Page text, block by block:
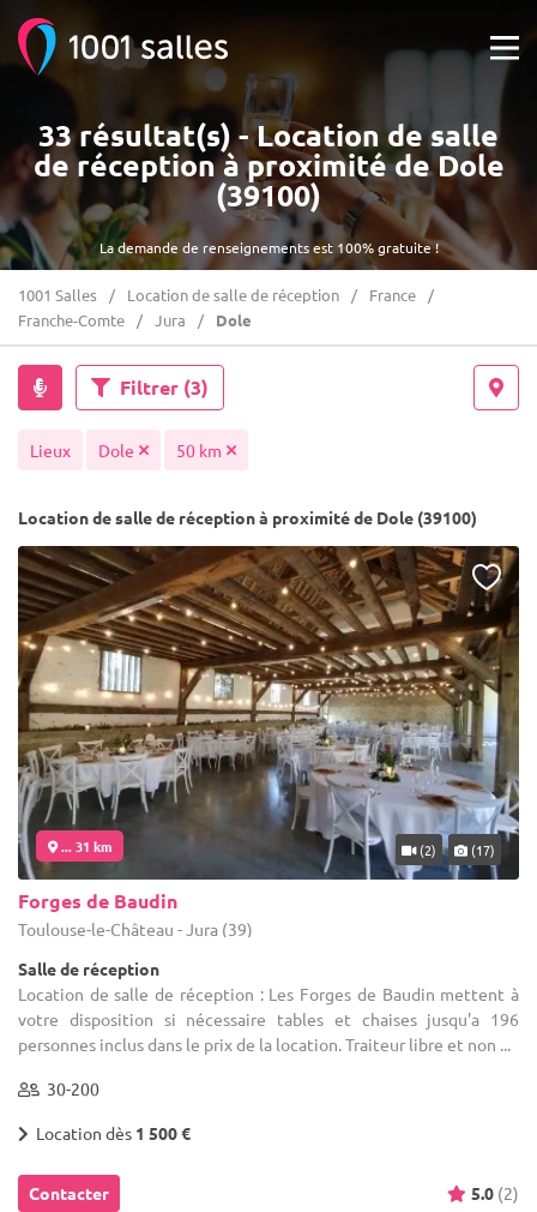
La demande de renseignements est 100% gratuite !
33 résultat(s) - Location de salle
de réception à proximité de Dole
(39100)
1001 Salles Location de salle de réception
France
Franche-Comte
Jura Dole
Filtrer (3)
Lieux Dole 50 km
Location de salle de réception à proximité de Dole (39100)
... 31 km (2) (17)
Forges de Baudin
Toulouse-le-Château - Jura (39)
Salle de réception
Location de salle de réception : Les Forges de Baudin mettent à
votre disposition si nécessaire tables et chaises jusqu'a 196
personnes inclus dans le prix de la location. Traiteur libre et non ...
30-200
Location dès 1 500 €
Contacter 5.0 (2)